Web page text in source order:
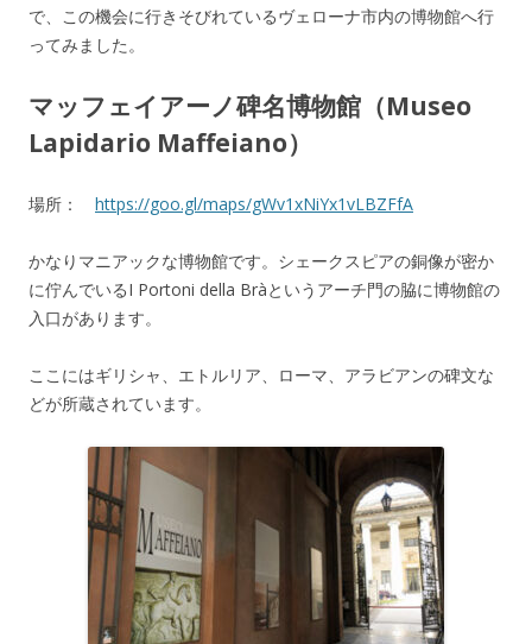
で、この機会に行きそびれているヴェローナ市内の博物館へ行
ってみました。
マッフェイアーノ碑名博物館（Museo
Lapidario Maffeiano）
場所： https://goo.gl/maps/gWv1xNiYx1vLBZFfA
かなりマニアックな博物館です。シェークスピアの銅像が密か
に佇んでいるI Portoni della Bràというアーチ門の脇に博物館の
入口があります。
ここにはギリシャ、エトルリア、ローマ、アラビアンの碑文な
どが所蔵されています。